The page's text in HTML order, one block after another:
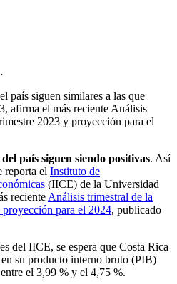
país siguen similares a las que
afirma el más reciente Análisis
2023 y proyección para el
país siguen siendo positivas. Así
reporta el Instituto de
(IICE) de la Universidad
reciente Análisis trimestral de la
para el 2024, publicado
del IICE, se espera que Costa Rica
su producto interno bruto (PIB)
el 3,99 % y el 4,75 %.